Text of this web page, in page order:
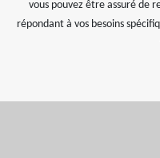
vous pouvez être assuré de
répondant à vos besoins